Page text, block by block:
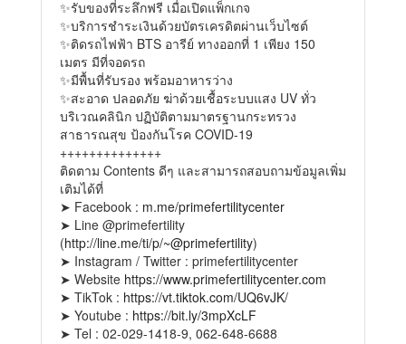
✨รับของที่ระลึกฟรี เมื่อเปิดแพ็กเกจ
✨บริการชำระเงินด้วยบัตรเครดิตผ่านเว็บไซต์
✨ติดรถไฟฟ้า BTS อารีย์ ทางออกที่ 1 เพียง 150
เมตร มีที่จอดรถ
✨มีพื้นที่รับรอง พร้อมอาหารว่าง
✨สะอาด ปลอดภัย ฆ่าด้วยเชื้อระบบแสง UV ทั่ว
บริเวณคลินิก ปฏิบัติตามมาตรฐานกระทรวง
สาธารณสุข ป้องกันโรค COVID-19
++++++++++++++
ติดตาม Contents ดีๆ และสามารถสอบถามข้อมูลเพิ่ม
เติมได้ที่
➤ Facebook : m.me/primefertilitycenter
➤ Line @primefertility
(http://line.me/ti/p/~@primefertility)
➤ Instagram / Twitter : primefertilitycenter
➤ Website https://www.primefertilitycenter.com
➤ TikTok : https://vt.tiktok.com/UQ6vJK/
➤ Youtube : https://bit.ly/3mpXcLF
➤ Tel : 02-029-1418-9, 062-648-6688